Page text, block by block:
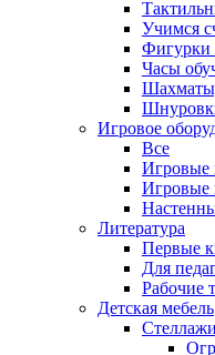
Учимся
Фигурки
Часы
Игровое
Все
Литература
Первые
Для
Рабочие
Детская мебель